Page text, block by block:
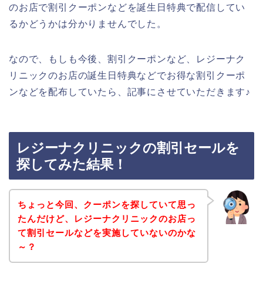
のお店で割引クーポンなどを誕生日特典で配信してい
るかどうかは分かりませんでした。
なので、もしも今後、割引クーポンなど、レジーナク
リニックのお店の誕生日特典などでお得な割引クーポ
ンなどを配布していたら、記事にさせていただきます♪
レジーナクリニックの割引セールを
探してみた結果！
ちょっと今回、クーポンを探していて思っ
たんだけど、レジーナクリニックのお店っ
て割引セールなどを実施していないのかな
～？